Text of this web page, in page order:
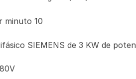
minuto 10
SIEMENS de 3 KW de